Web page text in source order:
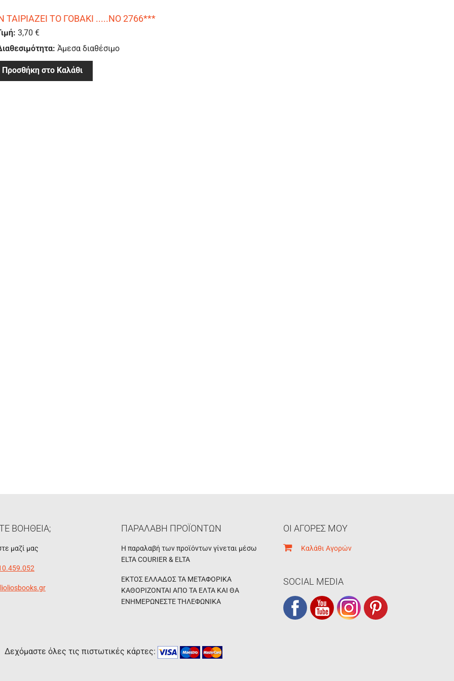
ΤΑΙΡΙΑΖΕΙ ΤΟ ΓΟΒΑΚΙ .....ΝΟ 2766***
3,70 €
Άμεσα διαθέσιμο
Προσθήκη στο Καλάθι
ΒΟΗΘΕΙΑ;
μαζί μας
ΠΑΡΑΛΑΒΗ ΠΡΟΪΟΝΤΩΝ
Η παραλαβή των προϊόντων γίνεται μέσω
ELTA COURIER & ELTA
ΕΚΤΟΣ ΕΛΛΑΔΟΣ ΤΑ ΜΕΤΑΦΟΡΙΚΑ
ΚΑΘΟΡΙΖΟΝΤΑΙ ΑΠΟ ΤΑ ΕΛΤΑ ΚΑΙ ΘΑ
ΕΝΗΜΕΡΩΝΕΣΤΕ ΤΗΛΕΦΩΝΙΚΑ
ΟΙ ΑΓΟΡΕΣ ΜΟΥ
Καλάθι Αγορών
SOCIAL MEDIA
Δεχόμαστε όλες τις πιστωτικές κάρτες: